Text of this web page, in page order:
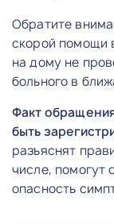
Обратите
скорой помощи
на дому не
больного в
Факт
быть
разъяснят
числе, помогут
опасность